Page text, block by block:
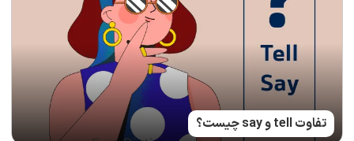
تفاوت tell و say چیست؟